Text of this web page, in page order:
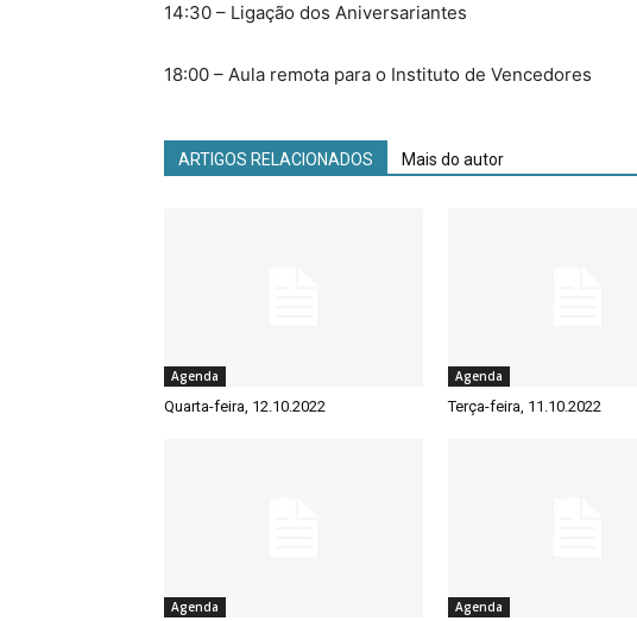
14:30 – Ligação dos Aniversariantes
18:00 – Aula remota para o Instituto de Vencedores
ARTIGOS RELACIONADOS Mais do autor
Agenda
Quarta-feira, 12.10.2022
Agenda
Terça-feira, 11.10.2022
Agenda Agenda